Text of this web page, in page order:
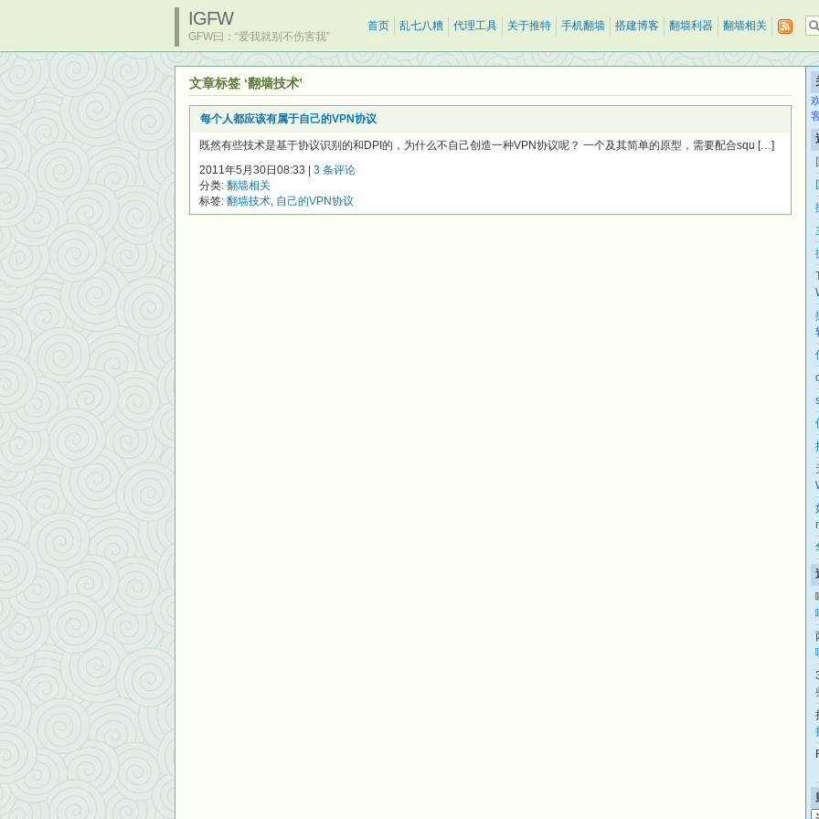
IGFW
GFW曰：“爱我就别不伤害我”
首页 乱七八糟 代理工具 关于推特 手机翻墙 搭建博客 翻墙利器 翻墙相关
文章标签 ‘翻墙技术’
每个人都应该有属于自己的VPN协议
既然有些技术是基于协议识别的和DPI的，为什么不自己创造一种VPN协议呢？ 一个及其简单的原型，需要配合squ […]
2011年5月30日08:33 | 3 条评论
分类: 翻墙相关
标签: 翻墙技术, 自己的VPN协议